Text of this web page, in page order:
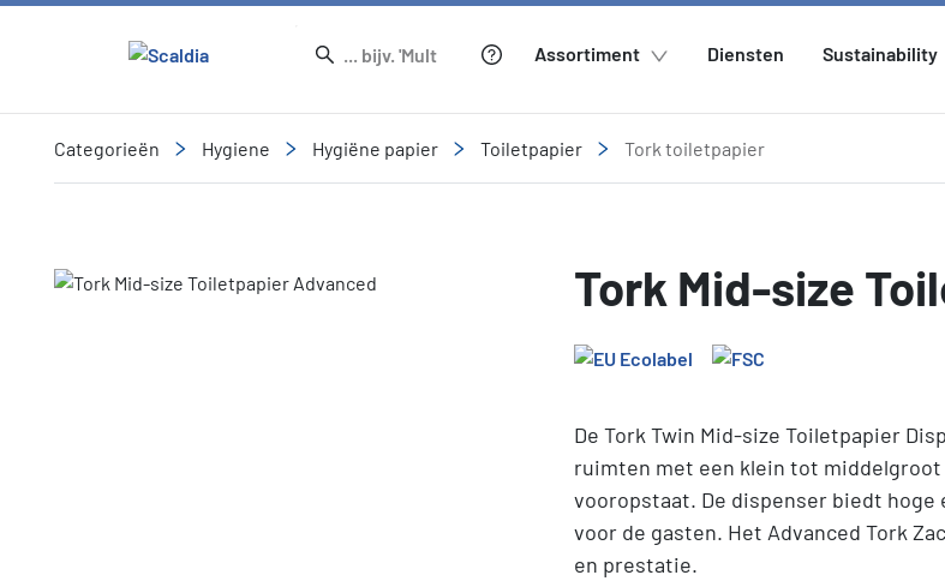
Assortiment Diensten Sustainability
Categorieën Hygiene Hygiëne papier Toiletpapier Tork toiletpapier
Slide 1 of 6 Tork Mid-size
De Tork Twin Mid-size Toiletpapier
ruimten met een klein tot
vooropstaat. De dispenser biedt
voor de gasten. Het Advanced Tork
en prestatie.